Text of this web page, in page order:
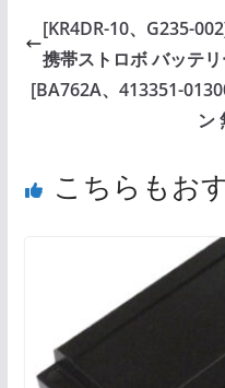
[KR4DR-10、G235-
携帯ストロボ バッテ
[BA762A、413351-
ン
こちらもお